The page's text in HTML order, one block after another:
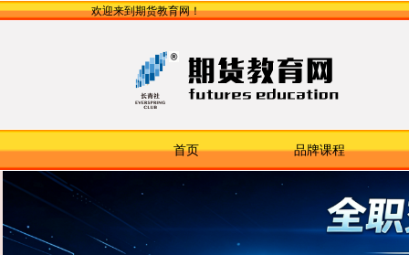
欢迎来到期货教育网！
首页 品牌课程